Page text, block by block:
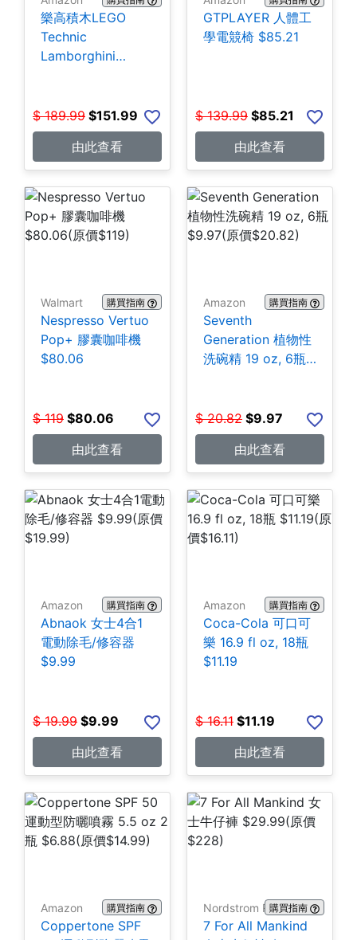
樂高積木LEGO
Technic
Lamborghini
片 $151.99
$ 189.99 $151.99
由此查看
GTPLAYER 人體工
學電競椅 $85.21
$ 139.99 $85.21
由此查看
Walmart 購買指南
Nespresso Vertuo
Pop+ 膠囊咖啡機
$80.06
$ 119 $80.06
由此查看
Amazon 購買指南
Seventh
Generation 植物性
洗碗精 19 oz, 6瓶
$ 20.82 $9.97
由此查看
Amazon 購買指南
Abnaok 女士4合1
電動除毛/修容器
$9.99
$ 19.99 $9.99
由此查看
Amazon 購買指南
Coca-Cola 可口可
樂 16.9 fl oz, 18瓶
$11.19
$ 16.11 $11.19
由此查看
Amazon 購買指南
Coppertone SPF
Nordstrom Rack購買指南
7 For All Mankind